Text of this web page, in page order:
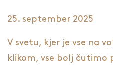
25. september 2025
V svetu, kjer je vse na
klikom, vse bolj